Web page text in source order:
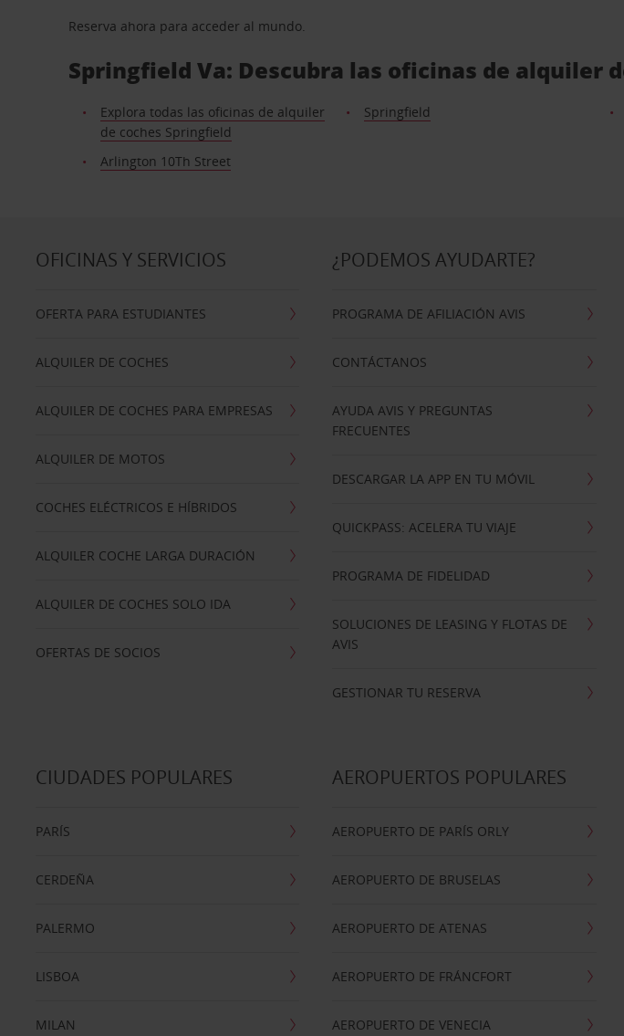
Reserva ahora para acceder al mundo.
Springfield Va: Descubra las oficinas de alquiler
Explora todas las oficinas de alquiler
de coches Springfield
Springfield
Arlington 10Th Street
OFICINAS Y SERVICIOS
OFERTA PARA ESTUDIANTES
ALQUILER DE COCHES
ALQUILER DE COCHES PARA EMPRESAS
ALQUILER DE MOTOS
COCHES ELÉCTRICOS E HÍBRIDOS
ALQUILER COCHE LARGA DURACIÓN
ALQUILER DE COCHES SOLO IDA
OFERTAS DE SOCIOS
¿PODEMOS AYUDARTE?
PROGRAMA DE AFILIACIÓN AVIS
CONTÁCTANOS
AYUDA AVIS Y PREGUNTAS
FRECUENTES
DESCARGAR LA APP EN TU MÓVIL
QUICKPASS: ACELERA TU VIAJE
PROGRAMA DE FIDELIDAD
SOLUCIONES DE LEASING Y FLOTAS DE
AVIS
GESTIONAR TU RESERVA
CIUDADES POPULARES
PARÍS
CERDEÑA
PALERMO
LISBOA
MILAN
AEROPUERTOS POPULARES
AEROPUERTO DE PARÍS ORLY
AEROPUERTO DE BRUSELAS
AEROPUERTO DE ATENAS
AEROPUERTO DE FRÁNCFORT
AEROPUERTO DE VENECIA